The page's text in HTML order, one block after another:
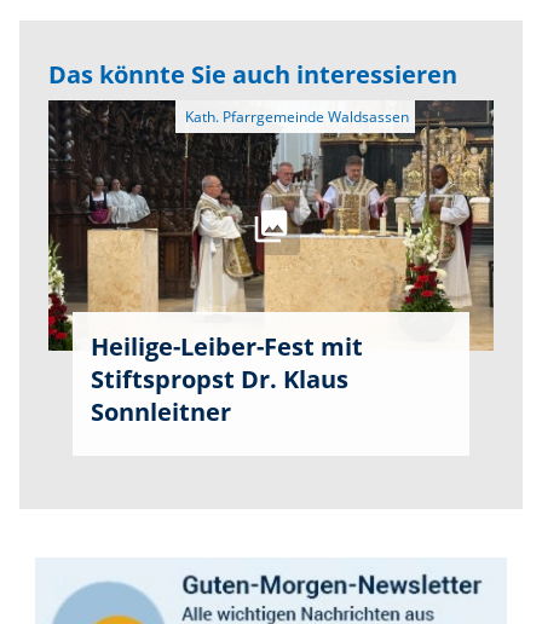
Das könnte Sie auch interessieren
Heilige-Leiber-Fest mit
Stiftspropst Dr. Klaus
Sonnleitner